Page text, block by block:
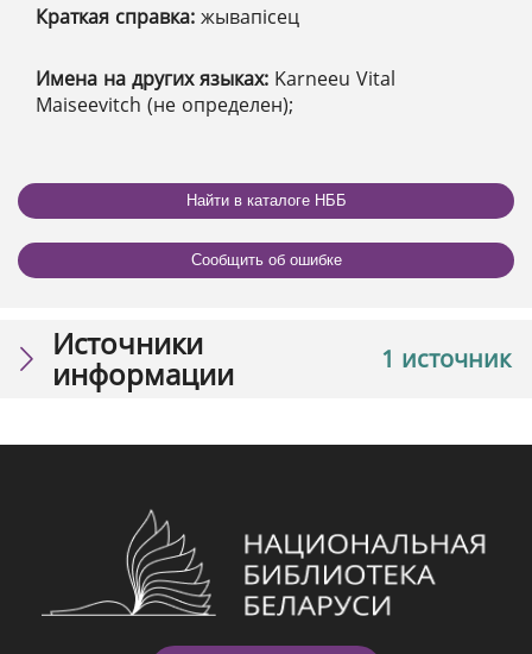
Краткая справка: жывапісец
Имена на других языках: Karneeu Vital
Maiseevitch (не определен);
Найти в каталоге НББ
Сообщить об ошибке
1 источник
Источники
информации